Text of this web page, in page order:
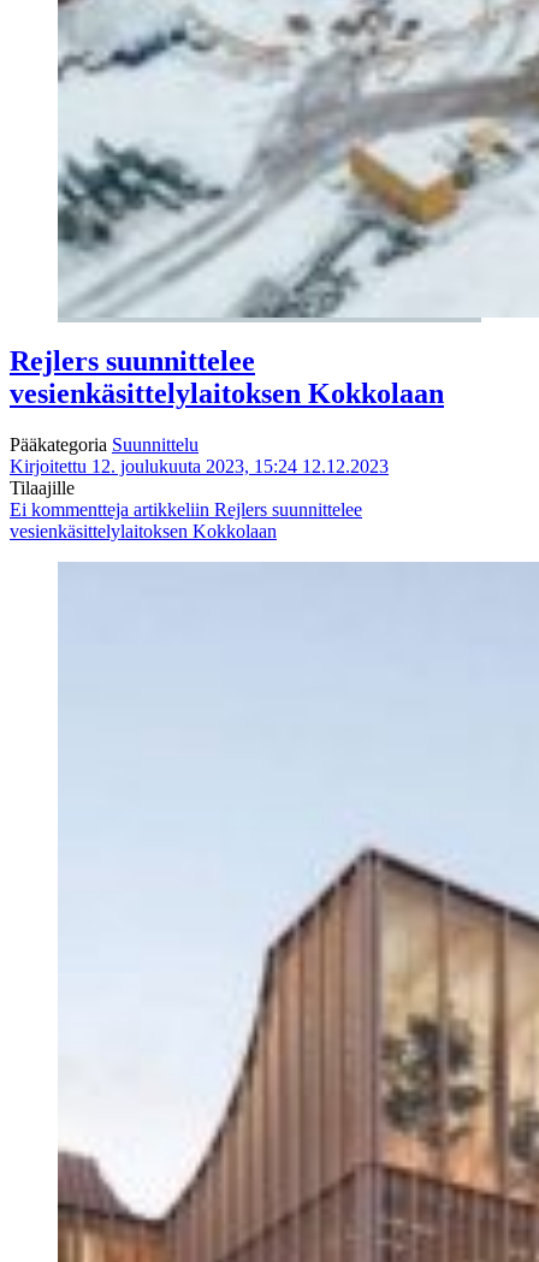
Rejlers suunnittelee
vesienkäsittelylaitoksen Kokkolaan
Pääkategoria Suunnittelu
Kirjoitettu 12. joulukuuta 2023, 15:24 12.12.2023
Tilaajille
Ei kommentteja artikkeliin Rejlers suunnittelee
vesienkäsittelylaitoksen Kokkolaan